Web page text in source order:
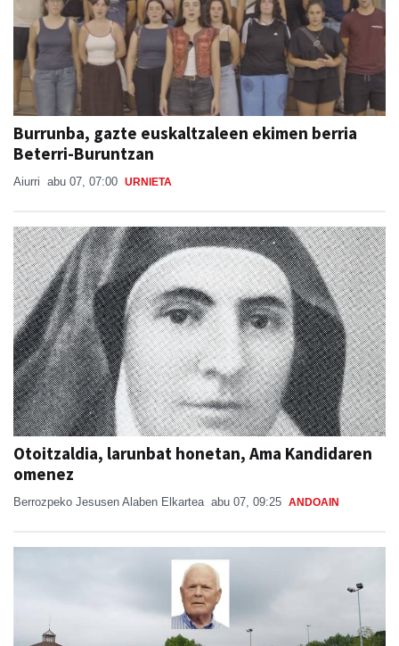
Burrunba, gazte euskaltzaleen ekimen berria
Beterri-Buruntzan
Aiurri abu 07, 07:00 URNIETA
Otoitzaldia, larunbat honetan, Ama Kandidaren
omenez
Berrozpeko Jesusen Alaben Elkartea abu 07, 09:25 ANDOAIN